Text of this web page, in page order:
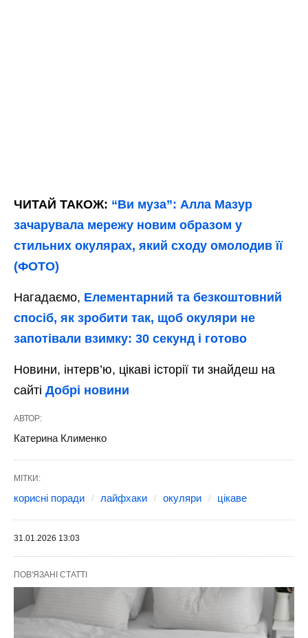
ЧИТАЙ ТАКОЖ: “Ви муза”: Алла Мазур
зачарувала мережу новим образом у
стильних окулярах, який сходу омолодив її
(ФОТО)
Нагадаємо, Елементарний та безкоштовний
спосіб, як зробити так, щоб окуляри не
запотівали взимку: 30 секунд і готово
Новини, інтерв’ю, цікаві історії ти знайдеш на
сайті Добрі новини
АВТОР:
Катерина Клименко
МІТКИ:
корисні поради лайфхаки окуляри цікаве
31.01.2026 13:03
ПОВ'ЯЗАНІ СТАТТІ